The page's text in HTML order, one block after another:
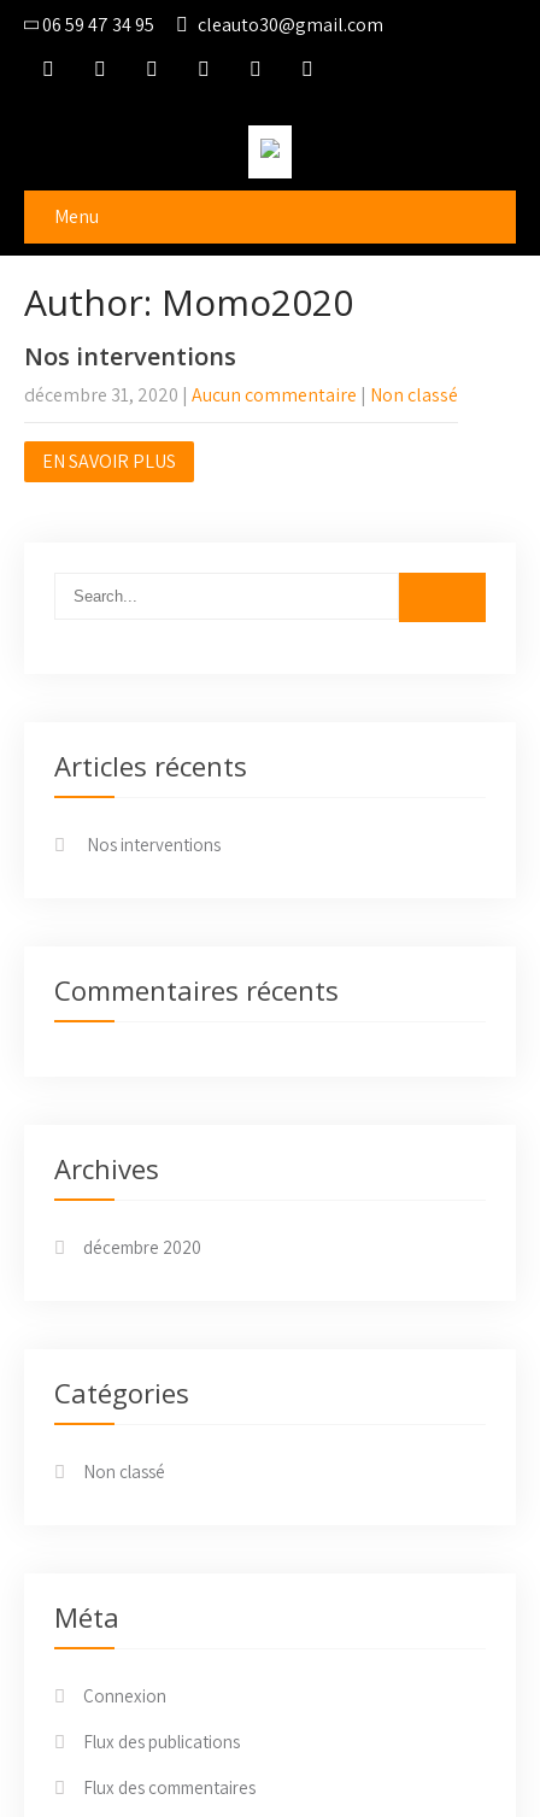
06 59 47 34 95 cleauto30@gmail.com
Menu
Author: Momo2020
Nos interventions
décembre 31, 2020 | Aucun commentaire | Non classé
EN SAVOIR PLUS
Articles récents
Nos interventions
Commentaires récents
Archives
décembre 2020
Catégories
Non classé
Méta
Connexion
Flux des publications
Flux des commentaires